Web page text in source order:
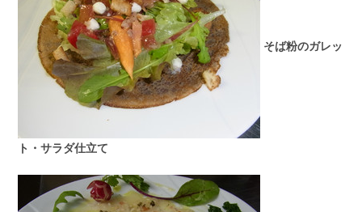
そば粉のガレッ
ト・サラダ仕立て